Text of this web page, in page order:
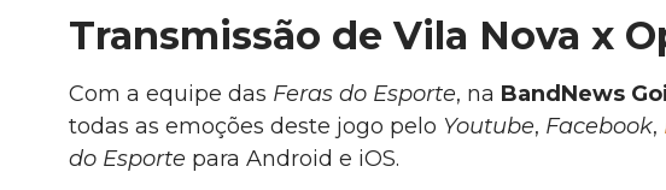
Transmissão de Vila Nova x
Com a equipe das Feras do Esporte, na BandNews
todas as emoções deste jogo pelo Youtube, Facebook,
do Esporte para Android e iOS.